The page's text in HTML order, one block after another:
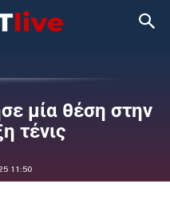
μία θέση στην
τένις
11:50